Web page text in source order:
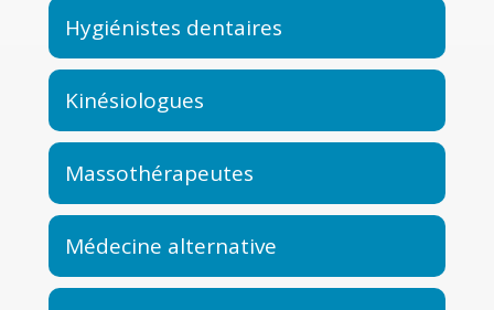
Hygiénistes dentaires
Kinésiologues
Massothérapeutes
Médecine alternative